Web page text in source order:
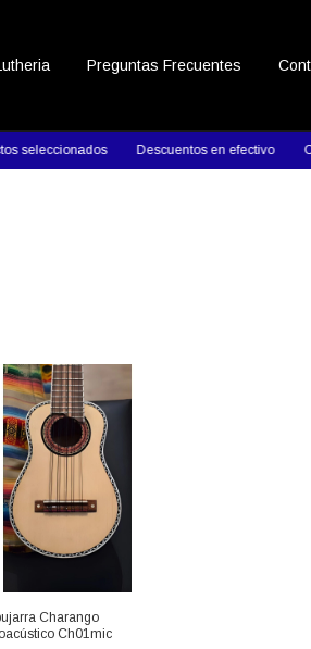
Preguntas Frecuentes
seleccionados Descuentos en efectivo
Charango
Ch01mic